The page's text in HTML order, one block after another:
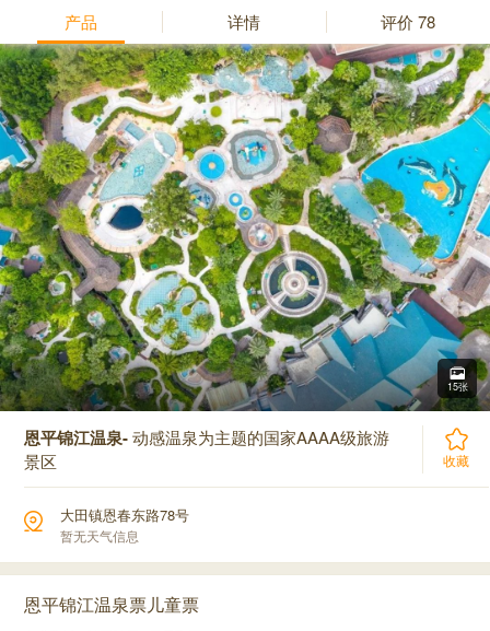
产品 详情 评价78
15张
恩平锦江温泉-动感温泉为主题的国家AAAA级旅游
景区
收藏
大田镇恩春东路78号
暂无天气信息
恩平锦江温泉票儿童票